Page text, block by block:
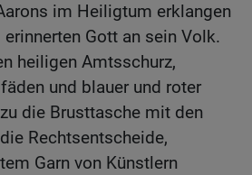
im Heiligtum erklangen
Gott an sein Volk.
heiligen Amtsschurz,
und blauer und roter
die Brusttasche mit den
Rechtsentscheide,
Garn von Künstlern